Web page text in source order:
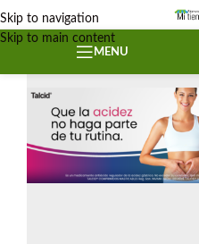
Skip to navigation
Skip to main content
MENU